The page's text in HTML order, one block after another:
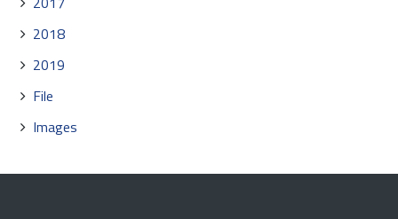
2018
2019
File
Images